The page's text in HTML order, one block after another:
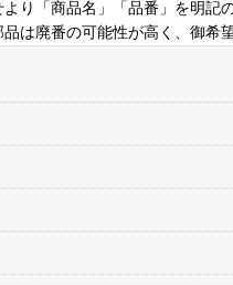
り「商品名」「品番」を明記
は廃番の可能性が高く、御希